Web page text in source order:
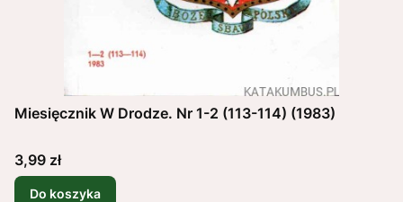
Miesięcznik W Drodze. Nr 1-2 (113-114) (1983)
Cena
3,99 zł
Do koszyka